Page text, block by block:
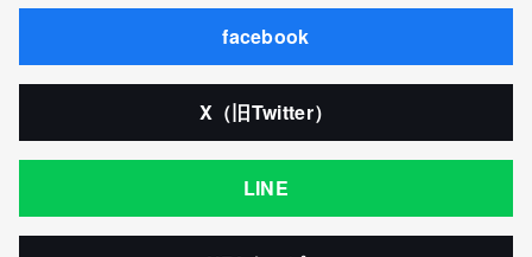
facebook
X（旧Twitter）
LINE